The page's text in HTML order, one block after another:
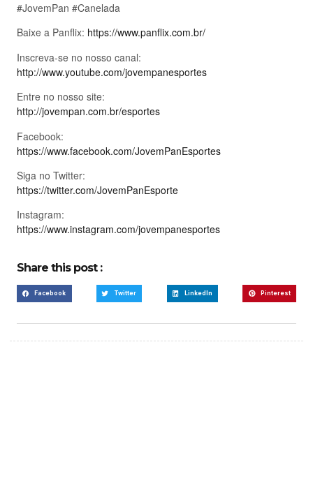
#JovemPan #Canelada
Baixe a Panflix: https://www.panflix.com.br/
Inscreva-se no nosso canal:
http://www.youtube.com/jovempanesportes
Entre no nosso site:
http://jovempan.com.br/esportes
Facebook:
https://www.facebook.com/JovemPanEsportes
Siga no Twitter:
https://twitter.com/JovemPanEsporte
Instagram:
https://www.instagram.com/jovempanesportes
Share this post :
Facebook Twitter LinkedIn Pinterest